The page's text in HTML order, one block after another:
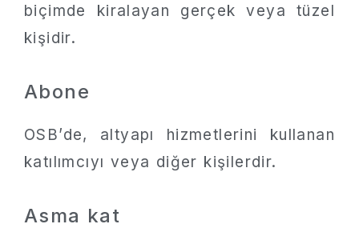
biçimde kiralayan gerçek veya tüzel
kişidir.
Abone
OSB’de, altyapı hizmetlerini kullanan
katılımcıyı veya diğer kişilerdir.
Asma kat